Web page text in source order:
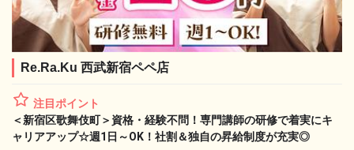
Re.Ra.Ku 西武新宿ペペ店
注目ポイント
＜新宿区歌舞伎町＞資格・経験不問！専門講師の研修で着実にキ
ャリアアップ☆週1日～OK！社割＆独自の昇給制度が充実◎